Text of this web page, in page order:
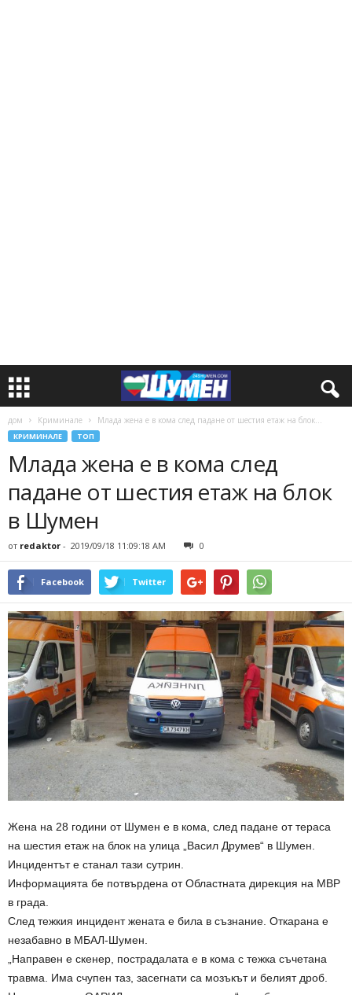
дом Криминале Млада жена е в кома след падане от шестия етаж на блок...
КРИМИНАЛЕ ТОП
Млада жена е в кома след
падане от шестия етаж на блок
в Шумен
от redaktor - 2019/09/18 11:09:18 AM 0
Facebook Twitter
Жена на 28 години от Шумен е в кома, след падане от тераса
на шестия етаж на блок на улица „Васил Друмев“ в Шумен.
Инцидентът е станал тази сутрин.
Информацията бе потвърдена от Областната дирекция на МВР
в града.
След тежкия инцидент жената е била в съзнание. Откарана е
незабавно в МБАЛ-Шумен.
„Направен е скенер, пострадалата е в кома с тежка съчетана
травма. Има счупен таз, засегнати са мозъкът и белият дроб.